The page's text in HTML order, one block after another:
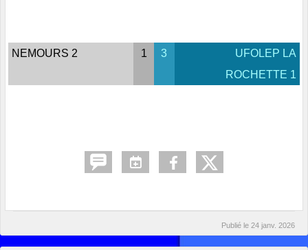
NEMOURS 2 1 3
UFOLEP LA
ROCHETTE 1
Publié le 24 janv. 2026